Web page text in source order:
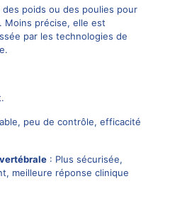
poids ou des poulies pour
. Moins précise, elle est
par les technologies de
.
peu de contrôle, efficacité
: Plus sécurisée,
meilleure réponse clinique